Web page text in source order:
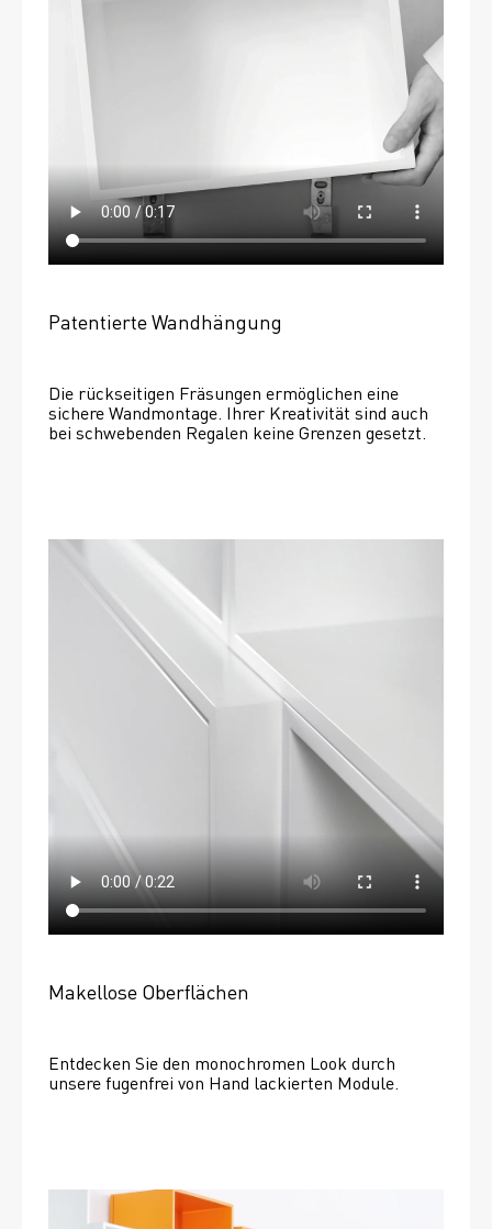
Patentierte Wandhängung
Die rückseitigen Fräsungen ermöglichen eine
sichere Wandmontage. Ihrer Kreativität sind auch
bei schwebenden Regalen keine Grenzen gesetzt.
Makellose Oberflächen
Entdecken Sie den monochromen Look durch
unsere fugenfrei von Hand lackierten Module.